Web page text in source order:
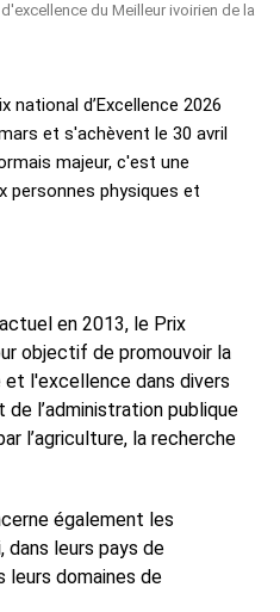
du Meilleur ivoirien de la
national d’Excellence 2026
et s'achèvent le 30 avril
majeur, c'est une
personnes physiques et
en 2013, le Prix
objectif de promouvoir la
l'excellence dans divers
l’administration publique
l’agriculture, la recherche
également les
dans leurs pays de
leurs domaines de